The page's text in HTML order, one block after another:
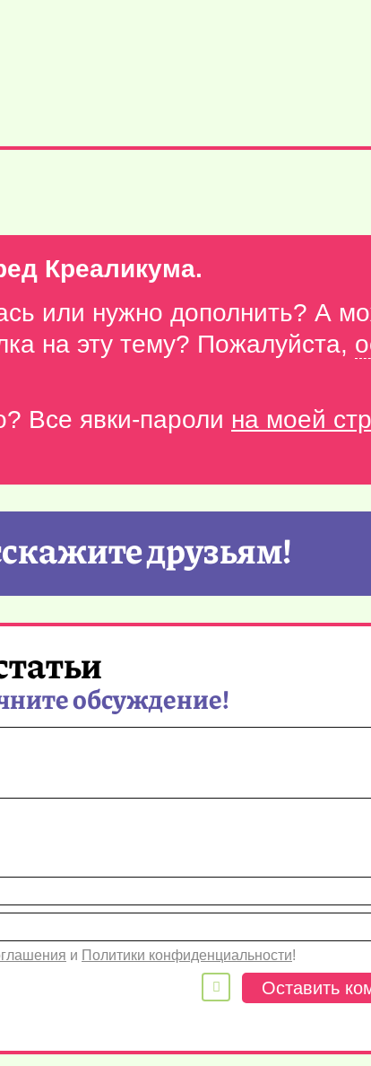
Креаликума.
или нужно дополнить? А
на эту тему? Пожалуйста,
Все явки-пароли на моей
друзьям!
обсуждение!
и Политики конфиденциальности!